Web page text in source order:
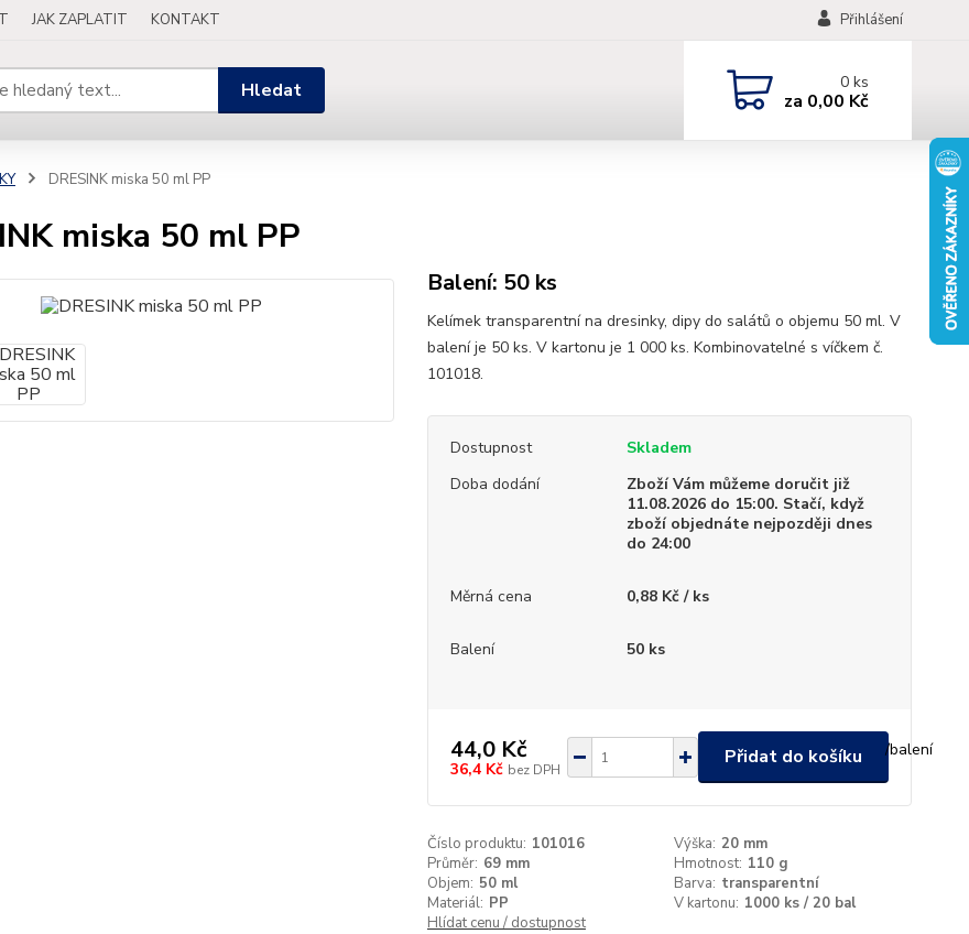
JAK ZAPLATIT KONTAKT Přihlášení
Hledat 0ks
za 0,00 Kč
DRESINK miska 50 ml PP
miska 50 ml PP
Balení: 50 ks
Kelímek transparentní na dresinky, dipy do salátů o objemu 50 ml. V
balení je 50 ks. V kartonu je 1 000 ks. Kombinovatelné s víčkem č.
101018.
Dostupnost
Skladem
Doba dodání
Zboží Vám můžeme doručit již
11.08.2026 do 15:00. Stačí, když
zboží objednáte nejpozději dnes
do 24:00
Měrná cena 0,88 Kč / ks
Balení 50 ks
44,0 Kč /balení
36,4 Kč bez DPH
Přidat do košíku
Číslo produktu: 101016 Výška: 20 mm
Průměr: 69 mm Hmotnost: 110 g
Objem: 50 ml Barva: transparentní
Materiál: PP V kartonu: 1000 ks / 20 bal
Hlídat cenu / dostupnost